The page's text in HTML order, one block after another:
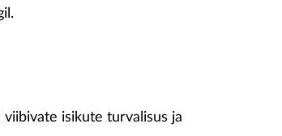
viibivate isikute turvalisus ja